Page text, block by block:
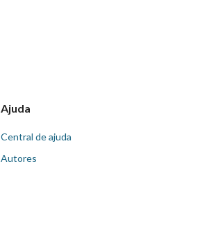
Ajuda
Central de ajuda
Autores